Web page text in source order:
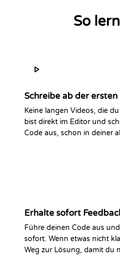
So
Schreibe ab der
Keine langen Videos, die
bist direkt im Editor und
Code aus, schon in deiner
Erhalte sofort
Führe deinen Code aus
sofort. Wenn etwas nicht
Weg zur Lösung, damit du